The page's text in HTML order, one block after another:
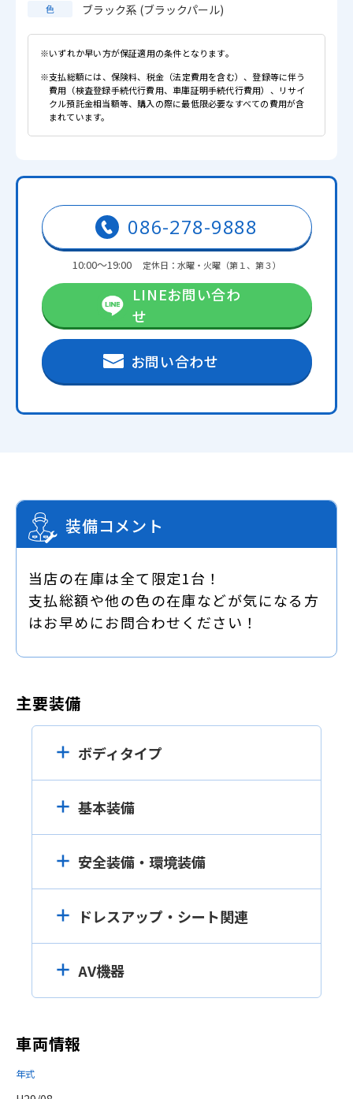
色 ブラック系 (ブラックパール)
※いずれか早い方が保証適用の条件となります。
※支払総額には、保険料、税金（法定費用を含む）、登録等に伴う
費用（検査登録手続代行費用、車庫証明手続代行費用）、リサイ
クル預託金相当額等、購入の際に最低限必要なすべての費用が含
まれています。
086-278-9888
10:00～19:00 定休日：水曜・火曜（第１、第３）
LINEお問い合わ
せ
お問い合わせ
装備コメント
当店の在庫は全て限定1台！
支払総額や他の色の在庫などが気になる方
はお早めにお問合わせください！
主要装備
ボディタイプ
基本装備
安全装備・環境装備
ドレスアップ・シート関連
AV機器
車両情報
年式